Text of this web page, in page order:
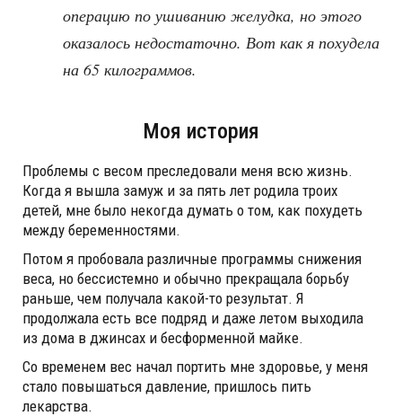
операцию по ушиванию желудка, но этого
оказалось недостаточно. Вот как я похудела
на 65 килограммов.
Моя история
Проблемы с весом преследовали меня всю жизнь.
Когда я вышла замуж и за пять лет родила троих
детей, мне было некогда думать о том, как похудеть
между беременностями.
Потом я пробовала различные программы снижения
веса, но бессистемно и обычно прекращала борьбу
раньше, чем получала какой-то результат. Я
продолжала есть все подряд и даже летом выходила
из дома в джинсах и бесформенной майке.
Со временем вес начал портить мне здоровье, у меня
стало повышаться давление, пришлось пить
лекарства.